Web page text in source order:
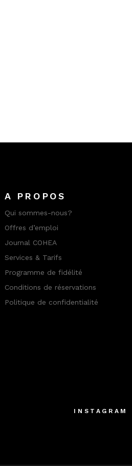
A PROPOS
Qui sommes-nous?
Offres d’emploi
Journal COHEA
Services & Tarifs
Programme de fidélité
Conditions de réservations
Politique de confidentialité
INSTAGRAM